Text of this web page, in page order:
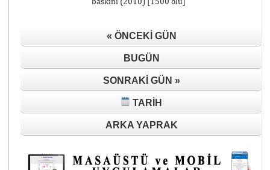
« ÖNCEKI GÜN
BUGÜN
SONRAKI GÜN »
TARIH
ARKA YAPRAK